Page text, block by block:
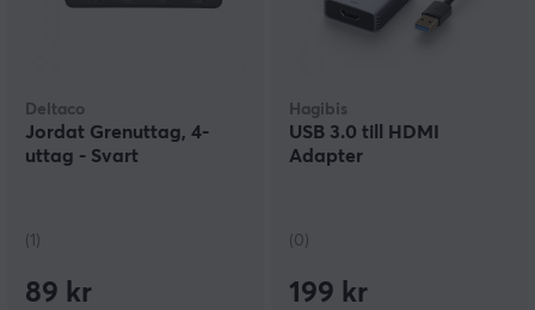
Deltaco
Jordat Grenuttag, 4-
uttag - Svart
(1)
89 kr
Hagibis
USB 3.0 till HDMI
Adapter
(0)
199 kr